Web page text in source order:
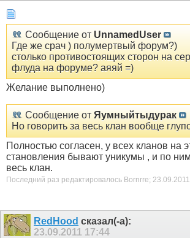
Сообщение от UnnamedUser
Где же срач ) полумертвый форум?)
столько противостоящих сторон на
флуда на форуме? аяяй =)
Желание выполнено)
Сообщение от Яумныйтыдурак
Но говорить за весь клан вообще
Полностью согласен, у всех кланов на
становления бывают уникумы , и по ним
весь клан.
Последний раз редактировалось Bornrre;
RedHood сказал(-а):
23.09.2011 17:44